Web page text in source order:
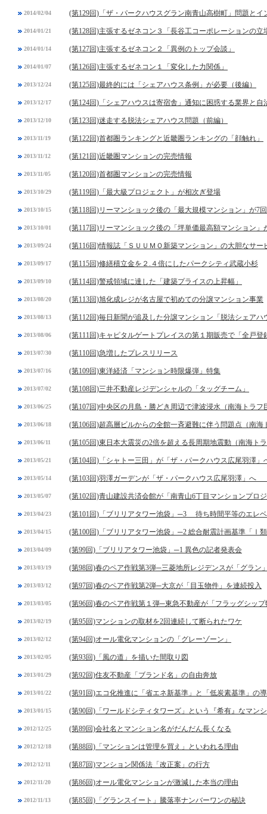
2014/02/04 (第129回)「ザ・パークハウスグラン南青山高樹町」問題とイ
2014/01/21 (第128回)主張するゼネコン３「長谷工コーポレーションの立
2014/01/14 (第127回)主張するゼネコン２「異例のトップ会談」
2014/01/07 (第126回)主張するゼネコン１「変化した力関係」
2013/12/24 (第125回)最終的には「シェアハウス条例」が必要（後編）
2013/12/17 (第124回)「シェアハウスは寄宿舎」通知に困惑する業界と自
2013/12/10 (第123回)迷走する脱法シェアハウス問題（前編）
2013/11/19 (第122回)首都圏ランキングと近畿圏ランキングの「顔触れ」
2013/11/12 (第121回)近畿圏マンションの完売情報
2013/11/05 (第120回)首都圏マンションの完売情報
2013/10/29 (第119回)「最大級プロジェクト」が相次ぎ登場
2013/10/15 (第118回)リーマンショック後の「最大規模マンション」が7
2013/10/01 (第117回)リーマンショック後の「坪単価最高額マンション」
2013/09/24 (第116回)情報誌「ＳＵＵＭＯ新築マンション」の大胆なサー
2013/09/17 (第115回)修繕積立金を２.４倍にしたパークシティ武蔵小杉
2013/09/10 (第114回)警戒領域に達した「建築プライスの上昇幅」
2013/08/20 (第113回)旭化成レジが名古屋で初めての分譲マンション事業
2013/08/13 (第112回)毎日新聞が追及した分譲マンション「脱法シェアハ
2013/08/06 (第111回)キャピタルゲートプレイスの第１期販売で「全戸登
2013/07/30 (第110回)急増したプレスリリース
2013/07/16 (第109回)東洋経済「マンション時限爆弾」特集
2013/07/02 (第108回)三井不動産レジデンシャルの「タッグチーム」
2013/06/25 (第107回)中央区の月島・勝どき周辺で津波浸水（南海トラフ
2013/06/18 (第106回)超高層ビルからの全館一斉避難に伴う問題点（南
2013/06/11 (第105回)東日本大震災の2倍を超える長周期地震動（南海ト
2013/05/21 (第104回)「シャトー三田」が「ザ・パークハウス広尾羽澤」
2013/05/14 (第103回)羽澤ガーデンが「ザ・パークハウス広尾羽澤」へ
2013/05/07 (第102回)青山建設共済会館が「南青山6丁目マンションプロ
2013/04/23 (第101回)「ブリリアタワー池袋」─3 待ち時間平等のエレ
2013/04/15 (第100回)「ブリリアタワー池袋」─2 総合耐震計画基準「Ⅰ
2013/04/09 (第99回)「ブリリアタワー池袋」─1 異色の記者発表会
2013/03/19 (第98回)春のペア作戦第3弾─三菱地所レジデンスが「グラン
2013/03/12 (第97回)春のペア作戦第2弾─大京が「目玉物件」を連続投入
2013/03/05 (第96回)春のペア作戦第１弾─東急不動産が「フラッグシッ
2013/02/19 (第95回)マンションの取材を2回連続して断られたワケ
2013/02/12 (第94回)オール電化マンションの「グレーゾーン」
2013/02/05 (第93回)「風の道」を描いた間取り図
2013/01/29 (第92回)住友不動産「ブランド名」の自由奔放
2013/01/22 (第91回)エコ化推進に「省エネ新基準」と「低炭素基準」の
2013/01/15 (第90回)「ワールドシティタワーズ」という『希有』なマン
2012/12/25 (第89回)会社名とマンション名がだんだん長くなる
2012/12/18 (第88回)「マンションは管理を買え」といわれる理由
2012/12/11 (第87回)マンション関係法「改正案」の行方
2012/11/20 (第86回)オール電化マンションが激減した本当の理由
2012/11/13 (第85回)「グランスイート」騰落率ナンバーワンの秘訣